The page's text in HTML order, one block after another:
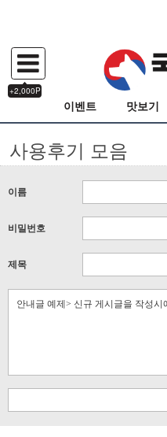
+2,000P
이벤트 맛보기
사용후기 모음
이름
비밀번호
제목